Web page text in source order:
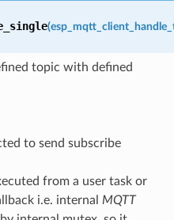
(
topic with defined
to send subscribe
from a user task or
i.e. internal MQTT